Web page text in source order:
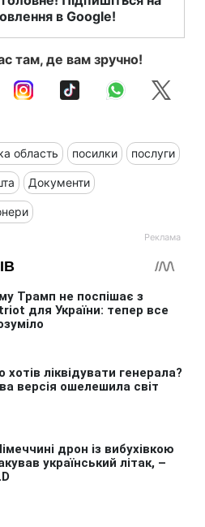
в Google!
там, де вам зручно!
область посилки послуги
Документи